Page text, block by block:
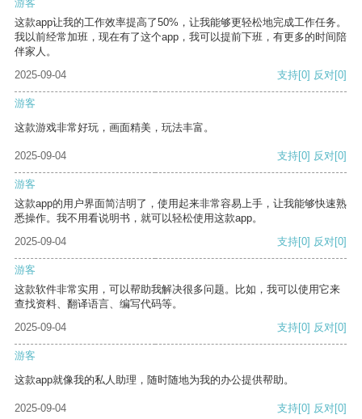
游客
这款app让我的工作效率提高了50%，让我能够更轻松地完成工作任务。
我以前经常加班，现在有了这个app，我可以提前下班，有更多的时间陪
伴家人。
2025-09-04
支持[0] 反对[0]
游客
这款游戏非常好玩，画面精美，玩法丰富。
2025-09-04 支持[0] 反对[0]
游客
这款app的用户界面简洁明了，使用起来非常容易上手，让我能够快速熟
悉操作。我不用看说明书，就可以轻松使用这款app。
2025-09-04
支持[0] 反对[0]
游客
这款软件非常实用，可以帮助我解决很多问题。比如，我可以使用它来
查找资料、翻译语言、编写代码等。
2025-09-04
支持[0] 反对[0]
游客
这款app就像我的私人助理，随时随地为我的办公提供帮助。
2025-09-04 支持[0] 反对[0]